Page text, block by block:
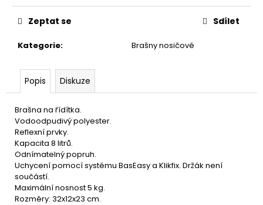
Kategorie: Brašny nosičové
Zeptat se Sdílet
Popis Diskuze
Brašna na řídítka.
Vodoodpudivý polyester.
Reflexní prvky.
Kapacita 8 litrů.
Odnímatelný popruh.
Uchycení pomocí systému BasEasy a Klikfix. Držák není
součástí.
Maximální nosnost 5 kg.
Rozměry: 32x12x23 cm.
D
o
u
č
u
e
m
e